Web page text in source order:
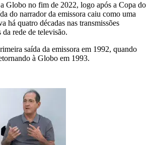
Globo no fim de 2022, logo após a Copa do
do narrador da emissora caiu como uma
há quatro décadas nas transmissões
rede de televisão.
saída da emissora em 1992, quando
à Globo em 1993.